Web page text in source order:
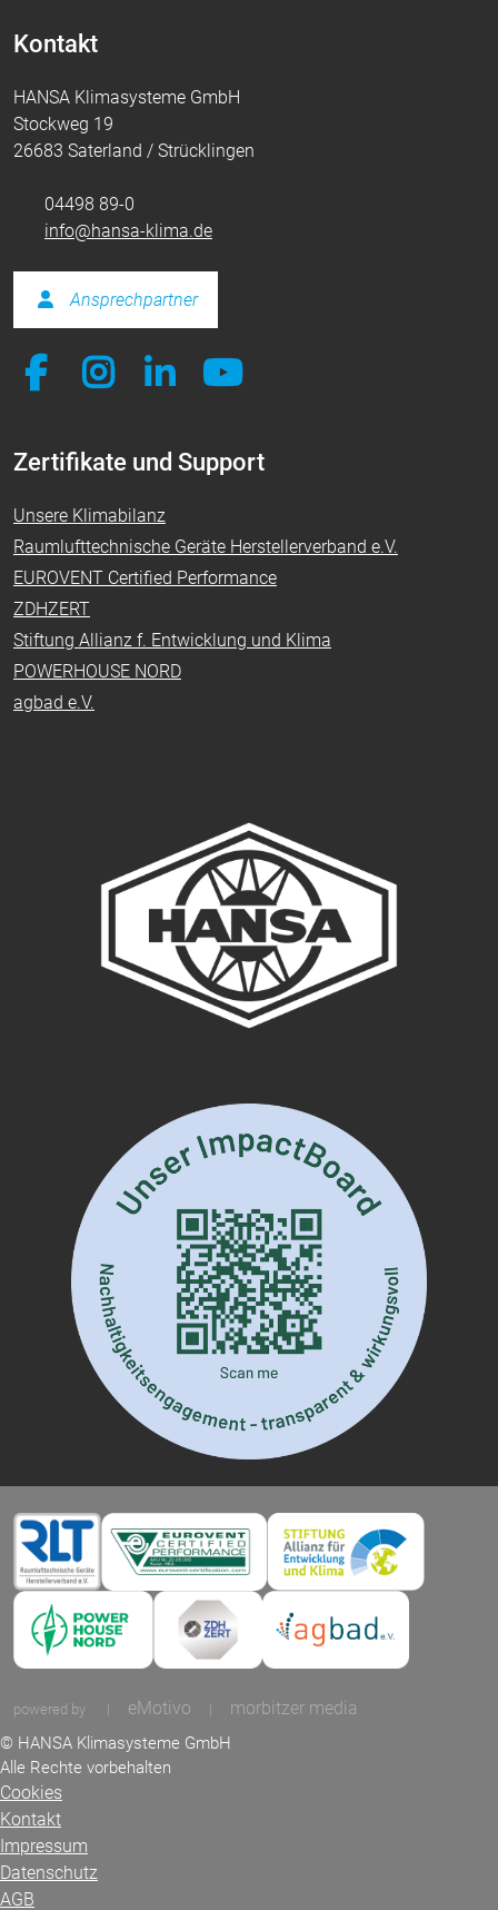
Kontakt
HANSA Klimasysteme GmbH
Stockweg 19
26683 Saterland / Strücklingen
04498 89-0
info@hansa-klima.de
Ansprechpartner
Zertifikate und Support
Unsere Klimabilanz
Raumlufttechnische Geräte Herstellerverband e.V.
EUROVENT Certified Performance
ZDHZERT
Stiftung Allianz f. Entwicklung und Klima
POWERHOUSE NORD
agbad e.V.
powered by | eMotivo | morbitzer media
© HANSA Klimasysteme GmbH
Alle Rechte vorbehalten
Cookies
Kontakt
Impressum
Datenschutz
AGB